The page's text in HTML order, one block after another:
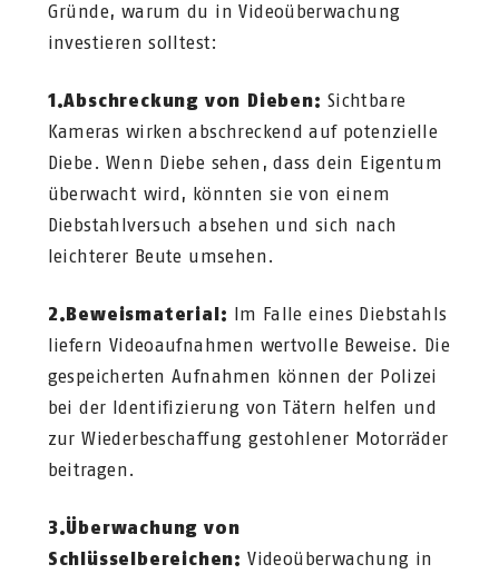
Gründe, warum du in Videoüberwachung
investieren solltest:
1.Abschreckung von Dieben: Sichtbare
Kameras wirken abschreckend auf potenzielle
Diebe. Wenn Diebe sehen, dass dein Eigentum
überwacht wird, könnten sie von einem
Diebstahlversuch absehen und sich nach
leichterer Beute umsehen.
2.Beweismaterial: Im Falle eines Diebstahls
liefern Videoaufnahmen wertvolle Beweise. Die
gespeicherten Aufnahmen können der Polizei
bei der Identifizierung von Tätern helfen und
zur Wiederbeschaffung gestohlener Motorräder
beitragen.
3.Überwachung von
Schlüsselbereichen: Videoüberwachung in